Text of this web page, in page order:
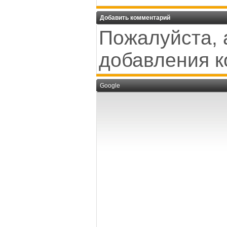
Добавить комментарий
Пожалуйста,
добавления
Google